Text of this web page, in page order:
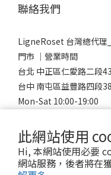
此網站使用
Hi, 本網站使用必要
網站服務，後者將在
聯絡我們
LigneRoset 台灣總代理
門市 │營業時間
台北 中正區仁愛路二段
台中 南屯區益豐路四段
Mon-Sat 10:00-19:00
© 2023